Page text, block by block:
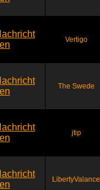
Vertigo
The Swede
jtip
LibertyValance